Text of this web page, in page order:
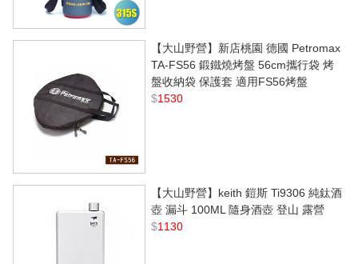
【大山野營】新店桃園 德國 Petromax
TA-FS56 鍛鐵燒烤盤 56cm攜行袋 烤
盤收納袋 保護套 適用FS56烤盤
$1530
【大山野營】keith 鎧斯 Ti9306 純鈦酒
壺 漏斗 100ML 隨身酒壺 登山 露營
$1130